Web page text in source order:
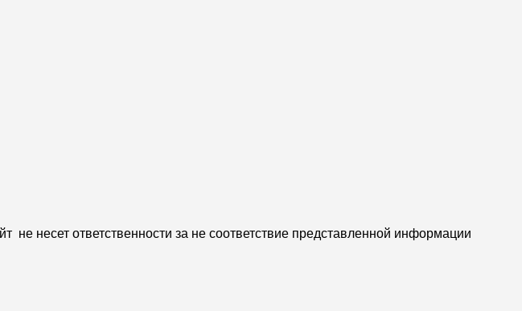
несет ответственности за не соответствие представленной информации